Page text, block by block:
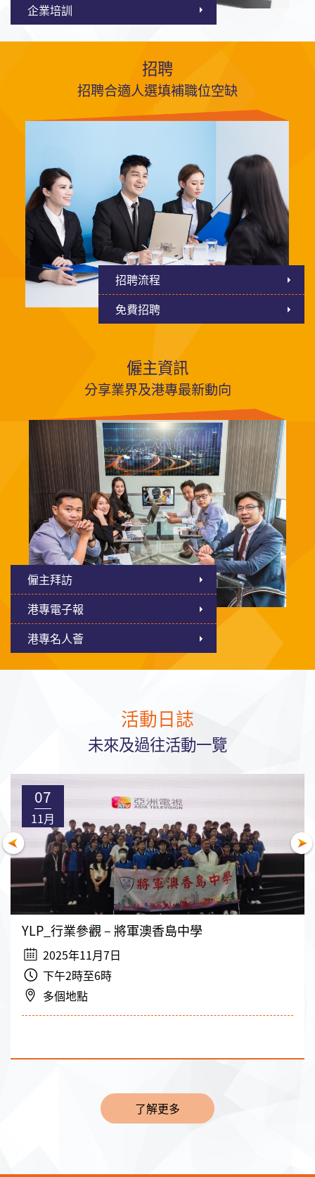
企業培訓
招聘
招聘合適人選填補職位空缺
招聘流程
免費招聘
僱主資訊
分享業界及港專最新動向
僱主拜訪
港專電子報
港專名人薈
活動日誌
未來及過往活動一覽
07
11月
YLP_行業參觀 – 將軍澳香島中學
2025年11月7日
下午2時至6時
多個地點
了解更多